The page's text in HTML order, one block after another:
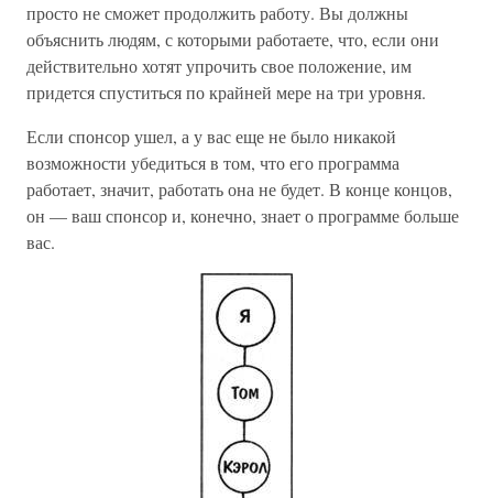
просто не сможет продолжить работу. Вы должны
объяснить людям, с которыми работаете, что, если они
действительно хотят упрочить свое положение, им
придется спуститься по крайней мере на три уровня.
Если спонсор ушел, а у вас еще не было никакой
возможности убедиться в том, что его программа
работает, значит, работать она не будет. В конце концов,
он — ваш спонсор и, конечно, знает о программе больше
вас.